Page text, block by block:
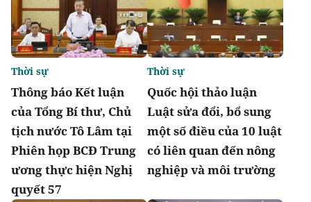
Thông báo Kết luận
của Tổng Bí thư, Chủ
tịch nước Tô Lâm tại
Phiên họp BCĐ Trung
ương thực hiện Nghị
quyết 57
Thời sự
Quốc hội thảo luận
Luật sửa đổi, bổ sung
một số điều của 10 luật
có liên quan đến nông
nghiệp và môi trường
Thời sự